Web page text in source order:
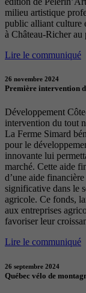
milieu artistique
public alliant culture
à Château-Richer au
Lire le communiqué
26 novembre 2024
Première intervention
Développement
intervention du tout
La Ferme Simard
pour le
innovante lui
marché. Cette aide
d’une aide
significative dans le
agricole. Ce fonds,
aux entreprises
favoriser leur
Lire le communiqué
26 septembre 2024
Québec vélo de